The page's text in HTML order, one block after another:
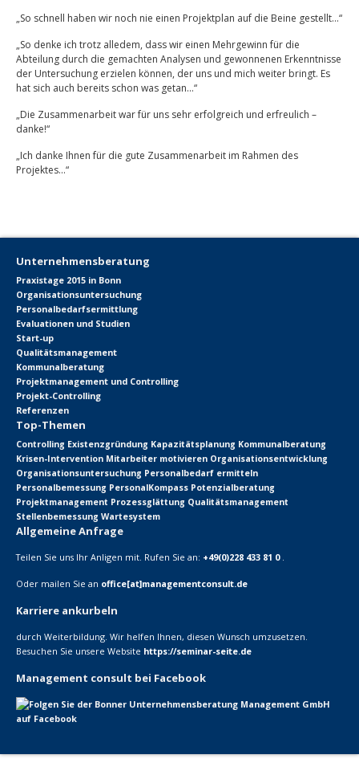
„So schnell haben wir noch nie einen Projektplan auf die Beine gestellt…“
„So denke ich trotz alledem, dass wir einen Mehrgewinn für die
Abteilung durch die gemachten Analysen und gewonnenen Erkenntnisse
der Untersuchung erzielen können, der uns und mich weiter bringt. Es
hat sich auch bereits schon was getan…“
„Die Zusammenarbeit war für uns sehr erfolgreich und erfreulich –
danke!“
„Ich danke Ihnen für die gute Zusammenarbeit im Rahmen des
Projektes…“
Unternehmensberatung
Praxistage 2015 in Bonn
Organisationsuntersuchung
Personalbedarfsermittlung
Evaluationen und Studien
Start-up
Qualitätsmanagement
Kommunalberatung
Projektmanagement und Controlling
Projekt-Controlling
Referenzen
Top-Themen
Controlling Existenzgründung Kapazitätsplanung Kommunalberatung
Krisen-Intervention Mitarbeiter motivieren Organisationsentwicklung
Organisationsuntersuchung Personalbedarf ermitteln
Personalbemessung PersonalKompass Potenzialberatung
Projektmanagement Prozessglättung Qualitätsmanagement
Stellenbemessung Wartesystem
Allgemeine Anfrage
Teilen Sie uns Ihr Anligen mit. Rufen Sie an: +49(0)228 433 81 0 .
Oder mailen Sie an office[at]managementconsult.de
Karriere ankurbeln
durch Weiterbildung. Wir helfen Ihnen, diesen Wunsch umzusetzen.
Besuchen Sie unsere Website https://seminar-seite.de
Management consult bei Facebook